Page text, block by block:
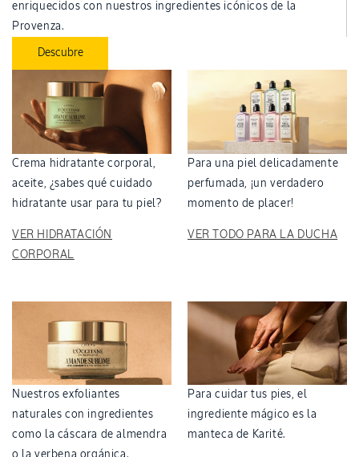
enriquecidos con nuestros ingredientes icónicos de la
Provenza.
Descubre
Crema hidratante corporal,
aceite, ¿sabes qué cuidado
hidratante usar para tu piel?
VER HIDRATACIÓN
CORPORAL
Para una piel delicadamente
perfumada, ¡un verdadero
momento de placer!
VER TODO PARA LA DUCHA
Nuestros exfoliantes
naturales con ingredientes
como la cáscara de almendra
o la verbena orgánica.
Para cuidar tus pies, el
ingrediente mágico es la
manteca de Karité.